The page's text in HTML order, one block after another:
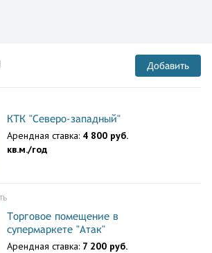
Добавить
КТК "Северо-западный"
Арендная ставка: 4 800 руб.
кв.м./год
Торговое помещение в
супермаркете "Атак"
Арендная ставка: 7 200 руб.